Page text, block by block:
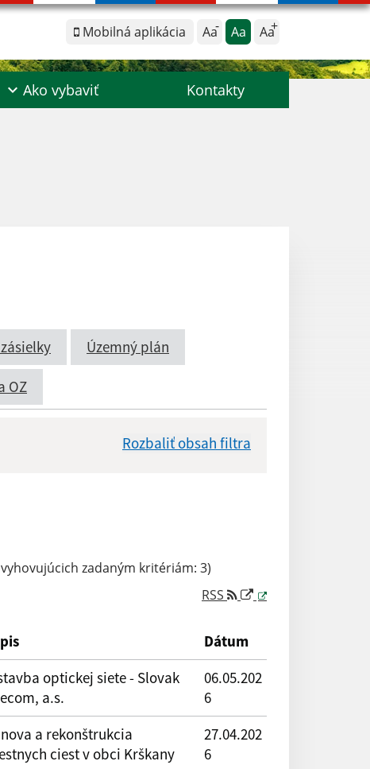
Mobilná aplikácia Aa Aa Aa
Ako vybaviť Kontakty
Územný plán
OZ
Rozbaliť obsah filtra
zadaným kritériám: 3)
RSS
Dátum
optickej siete - Slovak
a.s.
06.05.202
6
a rekonštrukcia
ciest v obci Krškany
27.04.202
6